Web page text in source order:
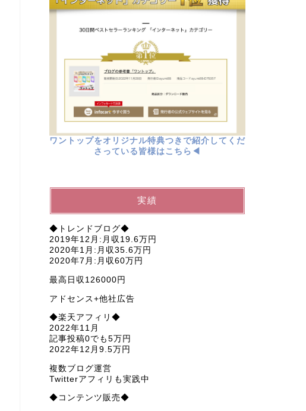
ワントップをオリジナル特典つきで紹介してくだ
さっている皆様はこちら◀︎
実績
◆トレンドブログ◆
2019年12月:月収19.6万円
2020年1月:月収35.6万円
2020年7月:月収60万円
最高日収126000円
アドセンス+他社広告
◆楽天アフィリ◆
2022年11月
記事投稿0でも5万円
2022年12月9.5万円
複数ブログ運営
Twitterアフィリも実践中
◆コンテンツ販売◆